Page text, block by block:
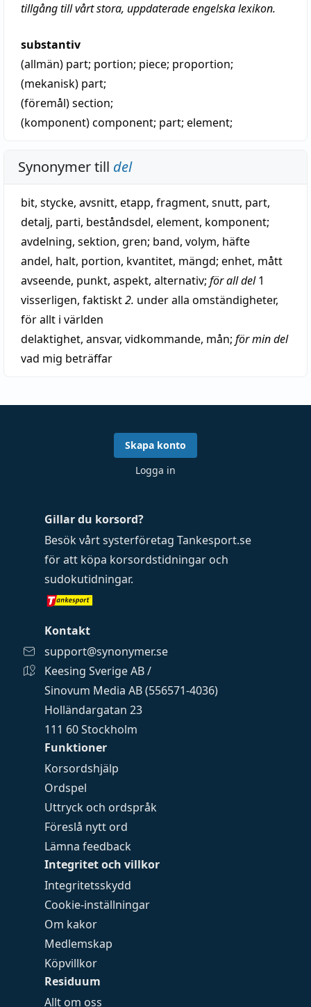
tillgång till vårt stora, uppdaterade engelska lexikon.
substantiv
(allmän) part; portion; piece; proportion;
(mekanisk) part;
(föremål)section;
(komponent)component; part; element;
Synonymer till del
bit, stycke, avsnitt, etapp, fragment, snutt, part,
detalj, parti, beståndsdel, element, komponent;
avdelning, sektion, gren; band, volym, häfte
andel, halt, portion, kvantitet, mängd; enhet, mått
avseende, punkt, aspekt, alternativ; för all del1
visserligen, faktiskt2. under alla omständigheter,
för allt i världen
delaktighet, ansvar, vidkommande, mån; för min del
vad mig beträffar
Funktioner
Korsordshjälp
Ordspel
Uttryck och ordspråk
Föreslå nytt ord
Lämna feedback
Integritet och villkor
Integritetsskydd
Cookie-inställningar
Om kakor
Medlemskap
Köpvillkor
Residuum
Allt om oss
Gillar du korsord?
Besök vårt systerföretag Tankesport.se
för att köpa korsordstidningar och
sudokutidningar.
Kontakt
support@synonymer.se
Keesing Sverige AB /
Sinovum Media AB (556571-4036)
Holländargatan 23
111 60 Stockholm
Skapa konto
Logga in